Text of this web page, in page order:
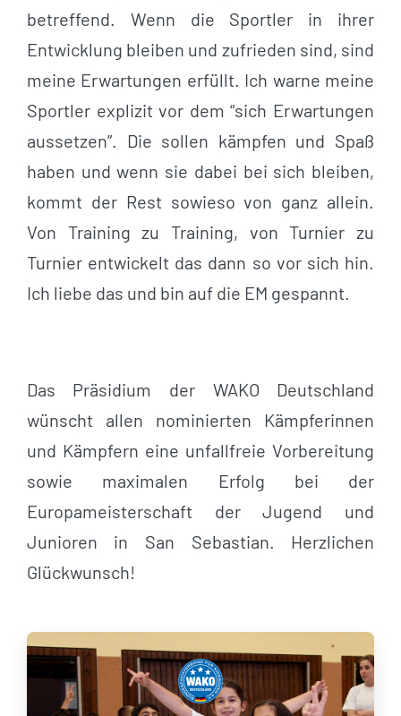
betreffend. Wenn die Sportler in ihrer
Entwicklung bleiben und zufrieden sind, sind
meine Erwartungen erfüllt. Ich warne meine
Sportler explizit vor dem “sich Erwartungen
aussetzen”. Die sollen kämpfen und Spaß
haben und wenn sie dabei bei sich bleiben,
kommt der Rest sowieso von ganz allein.
Von Training zu Training, von Turnier zu
Turnier entwickelt das dann so vor sich hin.
Ich liebe das und bin auf die EM gespannt.
Das Präsidium der WAKO Deutschland
wünscht allen nominierten Kämpferinnen
und Kämpfern eine unfallfreie Vorbereitung
sowie maximalen Erfolg bei der
Europameisterschaft der Jugend und
Junioren in San Sebastian. Herzlichen
Glückwunsch!